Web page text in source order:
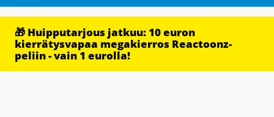
🎁 Huipputarjous jatkuu: 10 euron
kierrätysvapaa megakierros Reactoonz-
peliin - vain 1 eurolla!